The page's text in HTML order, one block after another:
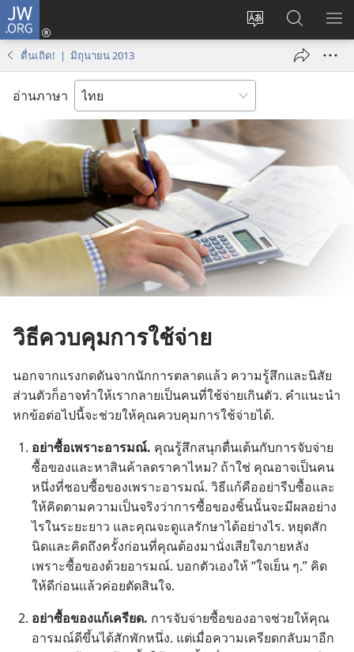
JW.ORG
เปลี่ยน
เข้า
(เปิด
ใหม่)
ค้นหา
ใน
JW.ORG
แส
ตื่นเถิด! | มิถุนายน 2013
อ่านภาษา
วิธีควบคุมการใช้จ่าย
นอก​จาก​แรง​กดดัน​จาก​นัก​การ​ตลาด​แล้ว ความ​รู้สึก​และ​นิสัย​
ส่วน​ตัว​ก็​อาจ​ทำ​ให้​เรา​กลาย​เป็น​คน​ที่​ใช้​จ่าย​เกิน​ตัว. คำ​แนะ​นำ​
หก​ข้อ​ต่อ​ไป​นี้​จะ​ช่วย​ให้​คุณ​ควบคุม​การ​ใช้​จ่าย​ได้.
อย่า​ซื้อ​เพราะ​อารมณ์. คุณ​รู้สึก​สนุก​ตื่นเต้น​กับ​การ​จับจ่าย​
ซื้อ​ของ​และ​หา​สินค้า​ลด​ราคา​ไหม? ถ้า​ใช่ คุณ​อาจ​เป็น​คน​
หนึ่ง​ที่​ชอบ​ซื้อ​ของ​เพราะ​อารมณ์. วิธี​แก้​คือ​อย่า​รีบ​ซื้อ​และ​
ให้​คิด​ตาม​ความ​เป็น​จริง​ว่า​การ​ซื้อ​ของ​ชิ้น​นั้น​จะ​มี​ผล​อย่าง​
ไร​ใน​ระยะ​ยาว และ​คุณ​จะ​ดู​แล​รักษา​ได้​อย่าง​ไร. หยุด​สัก​
นิด​และ​คิด​ถึง​ครั้ง​ก่อน​ที่​คุณ​ต้อง​มา​นั่ง​เสียใจ​ภาย​หลัง​
เพราะ​ซื้อ​ของ​ด้วย​อารมณ์. บอก​ตัว​เอง​ให้ “ใจ​เย็น ๆ.” คิด​
ให้​ดี​ก่อน​แล้ว​ค่อย​ตัดสิน​ใจ.
อย่า​ซื้อ​ของ​แก้​เครียด. การ​จับจ่าย​ซื้อ​ของ​อาจ​ช่วย​ให้​คุณ​
อารมณ์​ดี​ขึ้น​ได้​สัก​พัก​หนึ่ง. แต่​เมื่อ​ความ​เครียด​กลับ​มา​อีก